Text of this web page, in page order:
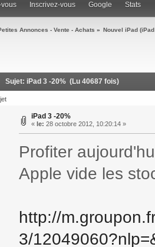
vous Inscrivez-vous Google Stats
Annonces - Vente - Achats » Nouvel iPad
Sujet: iPad 3 -20% (Lu 40687 fois)
iPad 3 -20%
« le: 28 octobre 2012, 10:20:14 »
Profiter
Apple vide les
http://
3/